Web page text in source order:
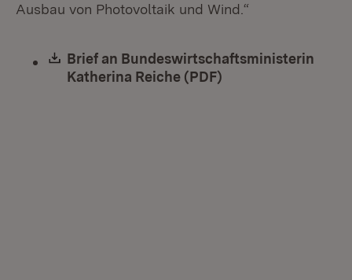
Ausbau von Photovoltaik und Wind.“
Download:
Brief an Bundeswirtschaftsministerin
Katherina Reiche (PDF)